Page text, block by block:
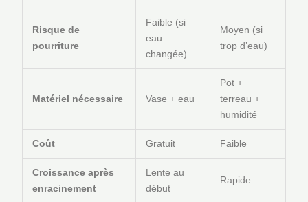
Risque de
pourriture
Faible (si
eau
changée)
Moyen (si
trop d’eau)
Matériel nécessaire Vase + eau
Pot +
terreau +
humidité
Coût Gratuit Faible
Croissance après
enracinement
Lente au
début
Rapide